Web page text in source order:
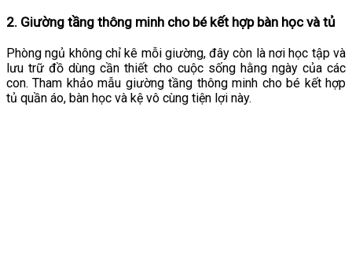
2. Giường tầng thông minh cho bé kết hợp bàn học và tủ
Phòng ngủ không chỉ kê mỗi giường, đây còn là nơi học tập và
lưu trữ đồ dùng cần thiết cho cuộc sống hằng ngày của các
con. Tham khảo mẫu giường tầng thông minh cho bé kết hợp
tủ quần áo, bàn học và kệ vô cùng tiện lợi này.